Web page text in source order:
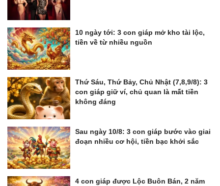
10 ngày tới: 3 con giáp mở kho tài lộc,
tiền về từ nhiều nguồn
Thứ Sáu, Thứ Bảy, Chủ Nhật (7,8,9/8): 3
con giáp giữ ví, chủ quan là mất tiền
không đáng
Sau ngày 10/8: 3 con giáp bước vào giai
đoạn nhiều cơ hội, tiền bạc khởi sắc
4 con giáp được Lộc Buôn Bán, 2 năm